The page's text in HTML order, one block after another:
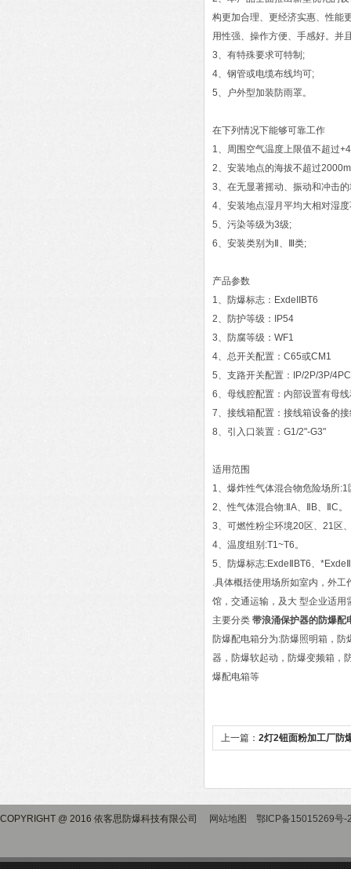
构更加合理、更经济实惠、性能
用性强、操作方便、手感好。并
3、有特殊要求可特制;
4、钢管或电缆布线均可;
5、户外型加装防雨罩。
在下列情况下能够可靠工作
1、周围空气温度上限值不超过
2、安装地点的海拔不超过
3、在无显著摇动、振动和冲击
4、安装地点湿月平均大相对湿
5、污染等级为3级;
6、安装类别为Ⅱ、Ⅲ类;
产品参数
1、防爆标志：ExdeIIBT6
2、防护等级：IP54
3、防腐等级：WF1
4、总开关配置：C65或CM1
5、支路开关配置：IP/2P/3P/
6、母线腔配置：内部设置有母
7、接线箱配置：接线箱设备的
8、引入口装置：G1/2"-G3"
适用范围
1、爆炸性气体混合物危险场所:1
2、性气体混合物:ⅡA、ⅡB、ⅡC。
3、可燃性粉尘环境20区、21区
4、温度组别:T1~T6。
5、防爆标志:ExdeⅡBT6、
.具体概括使用场所如室内，外
馆，交通运输，及大 型企业适用
主要分类 带浪涌保护器的防爆配
防爆配电箱分为:防爆照明箱，
器，防爆软起动，防爆变频箱，
爆配电箱等
上一篇： 2灯2钮面粉加工厂防
COPYRIGHT @ 2016 依客思防爆科技有限公司 网站地图 鄂ICP备15015269号-